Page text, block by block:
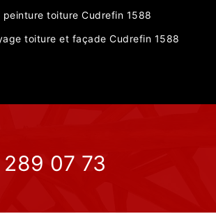
peinture toiture Cudrefin 1588
toiture et façade Cudrefin 1588
07 73